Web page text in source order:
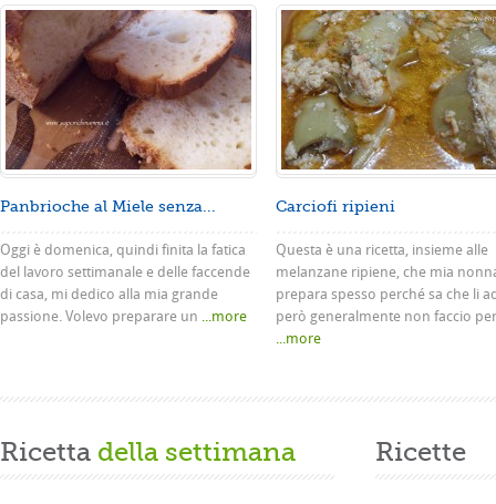
Panbrioche al Miele senza...
Oggi è domenica, quindi finita la fatica
del lavoro settimanale e delle faccende
di casa, mi dedico alla mia grande
passione. Volevo preparare un ...more
Carciofi ripieni
Questa è una ricetta, insieme alle
melanzane ripiene, che mia
prepara spesso perché sa che li
però generalmente non faccio
...more
Ricetta della settimana Ricette